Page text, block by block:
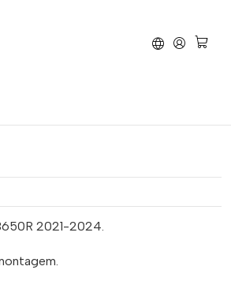
2021-2024.